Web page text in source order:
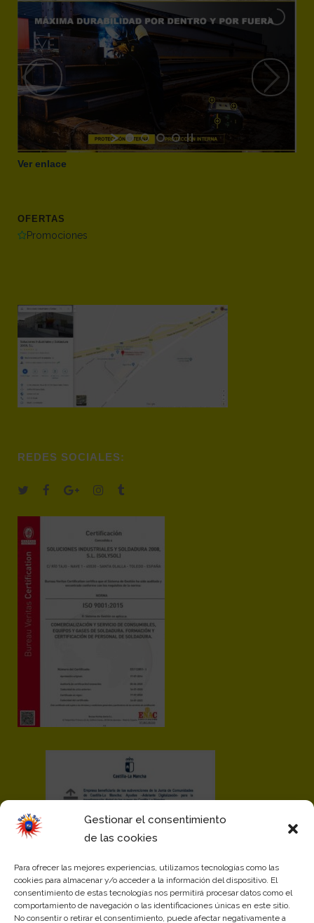
Gestionar el consentimiento
de las cookies
Para ofrecer las mejores experiencias, utilizamos tecnologías como las
cookies para almacenar y/o acceder a la información del dispositivo. El
consentimiento de estas tecnologías nos permitirá procesar datos como el
comportamiento de navegación o las identificaciones únicas en este sitio.
No consentir o retirar el consentimiento, puede afectar negativamente a
Ver enlace
OFERTAS
Promociones
REDES SOCIALES: